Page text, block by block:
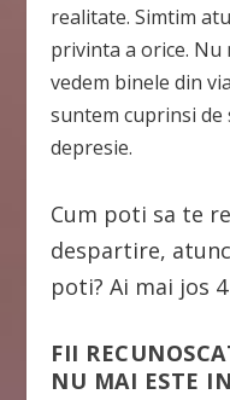
realitate. Simtim
privinta a orice. Nu
vedem binele din
suntem cuprinsi de
depresie.
Cum poti sa te
despartire,
poti? Ai mai jos
FII
NU MAI ESTE